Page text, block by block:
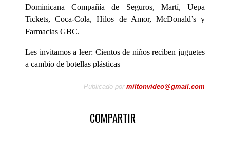
Dominicana Compañía de Seguros, Martí, Uepa
Tickets, Coca-Cola, Hilos de Amor, McDonald’s y
Farmacias GBC.
Les invitamos a leer: Cientos de niños reciben juguetes
a cambio de botellas plásticas
Publicado por miltonvideo@gmail.com
COMPARTIR